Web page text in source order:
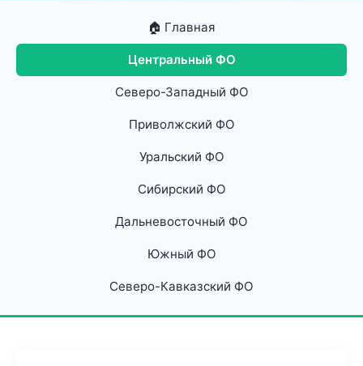
🏠 Главная
Центральный ФО
Северо-Западный ФО
Приволжский ФО
Уральский ФО
Сибирский ФО
Дальневосточный ФО
Южный ФО
Северо-Кавказский ФО